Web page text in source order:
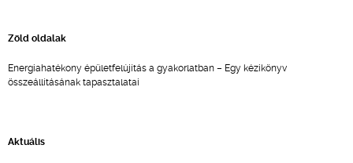
Zöld oldalak
Energiahatékony épületfelújítás a gyakorlatban – Egy kézikönyv
összeállításának tapasztalatai
Aktuális